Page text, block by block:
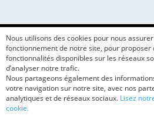
Nous utilisons des cookies pour nous
fonctionnement de notre site, pour proposer
fonctionnalités disponibles sur les réseaux
d’analyser notre trafic.
Nous partageons également des
votre navigation sur notre site, avec nos
analytiques et de réseaux sociaux. Lisez
cookie.